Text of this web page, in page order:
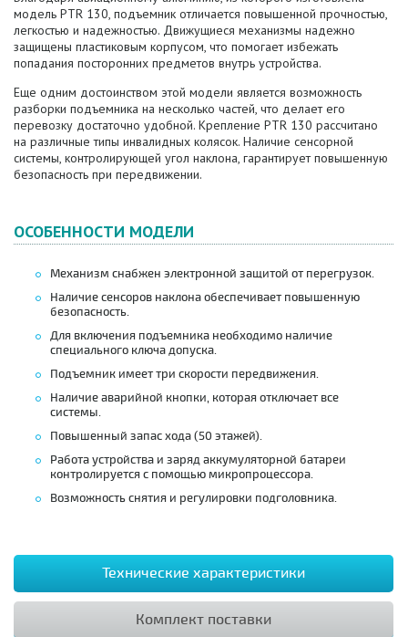
модель PTR 130, подъемник отличается повышенной прочностью,
легкостью и надежностью. Движущиеся механизмы надежно
защищены пластиковым корпусом, что помогает избежать
попадания посторонних предметов внутрь устройства.
Еще одним достоинством этой модели является возможность
разборки подъемника на несколько частей, что делает его
перевозку достаточно удобной. Крепление PTR 130 рассчитано
на различные типы инвалидных колясок. Наличие сенсорной
системы, контролирующей угол наклона, гарантирует повышенную
безопасность при передвижении.
ОСОБЕННОСТИ МОДЕЛИ
Механизм снабжен электронной защитой от перегрузок.
Наличие сенсоров наклона обеспечивает повышенную
безопасность.
Для включения подъемника необходимо наличие
специального ключа допуска.
Подъемник имеет три скорости передвижения.
Наличие аварийной кнопки, которая отключает все
системы.
Повышенный запас хода (50 этажей).
Работа устройства и заряд аккумуляторной батареи
контролируется с помощью микропроцессора.
Возможность снятия и регулировки подголовника.
Технические характеристики
Комплект поставки